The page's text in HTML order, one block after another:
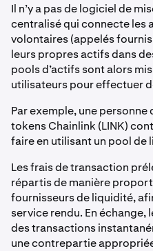
Il n’y a pas de logiciel de
centralisé qui connecte les
volontaires (appelés
leurs propres actifs dans
pools d’actifs sont alors
utilisateurs pour effectuer
Par exemple, une
tokens Chainlink (LINK)
faire en utilisant un pool de
Les frais de transaction
répartis de manière
fournisseurs de liquidité,
service rendu. En
des transactions
une contrepartie